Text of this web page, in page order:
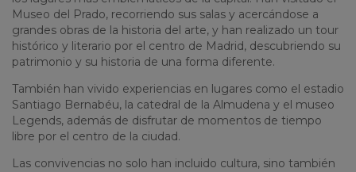
Museo del Prado, recorriendo sus salas y acercándose a
grandes obras de la historia del arte, y han realizado un tour
histórico y literario por el centro de Madrid, descubriendo su
patrimonio y su historia de una forma diferente.
También han vivido experiencias en lugares como el estadio
Santiago Bernabéu, la catedral de la Almudena y el museo
Legends, además de disfrutar de momentos de tiempo
libre por el centro de la ciudad.
Las convivencias no solo han incluido cultura, sino también